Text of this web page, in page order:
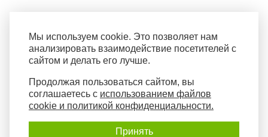
Мы используем cookie. Это позволяет нам
анализировать взаимодействие посетителей с
сайтом и делать его лучше.
Продолжая пользоваться сайтом, вы
соглашаетесь с использованием файлов
cookie и политикой конфиденциальности.
Принять